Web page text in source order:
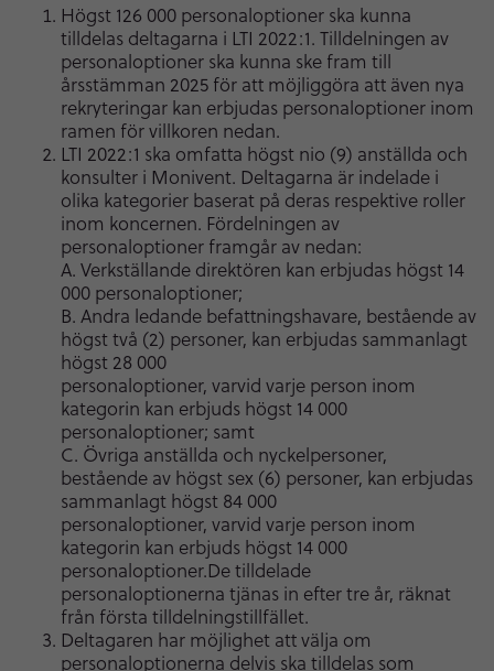
Högst 126 000 personaloptioner ska kunna
tilldelas deltagarna i LTI 2022:1. Tilldelningen av
personaloptioner ska kunna ske fram till
årsstämman 2025 för att möjliggöra att även nya
rekryteringar kan erbjudas personaloptioner inom
ramen för villkoren nedan.
LTI 2022:1 ska omfatta högst nio (9) anställda och
konsulter i Monivent. Deltagarna är indelade i
olika kategorier baserat på deras respektive roller
inom koncernen. Fördelningen av
personaloptioner framgår av nedan:
A. Verkställande direktören kan erbjudas högst 14
000 personaloptioner;
B. Andra ledande befattningshavare, bestående av
högst två (2) personer, kan erbjudas sammanlagt
högst 28 000
personaloptioner, varvid varje person inom
kategorin kan erbjuds högst 14 000
personaloptioner; samt
C. Övriga anställda och nyckelpersoner,
bestående av högst sex (6) personer, kan erbjudas
sammanlagt högst 84 000
personaloptioner, varvid varje person inom
kategorin kan erbjuds högst 14 000
personaloptioner.De tilldelade
personaloptionerna tjänas in efter tre år, räknat
från första tilldelningstillfället.
Deltagaren har möjlighet att välja om
personaloptionerna delvis ska tilldelas som